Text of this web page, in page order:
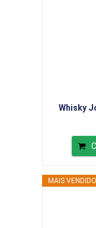
Whisky
MAIS